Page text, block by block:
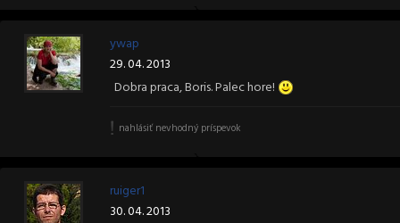
ywap
29. 04. 2013
Dobra praca, Boris. Palec hore!
nahlásiť nevhodný príspevok
ruiger1
30. 04. 2013